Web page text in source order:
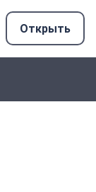
Открыть